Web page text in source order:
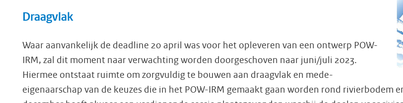
Draagvlak
Waar aanvankelijk de deadline 20 april was voor het opleveren van een ontwerp POW-
IRM, zal dit moment naar verwachting worden doorgeschoven naar juni/juli 2023.
Hiermee ontstaat ruimte om zorgvuldig te bouwen aan draagvlak en mede-
eigenaarschap van de keuzes die in het POW-IRM gemaakt gaan worden rond rivierbodem